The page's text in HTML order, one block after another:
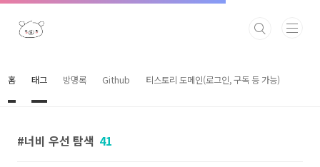
본문 바로가기
홈 태그 방명록 Github 티스토리 도메인(로그인, 구독 등 가능)
너비 우선 탐색 41